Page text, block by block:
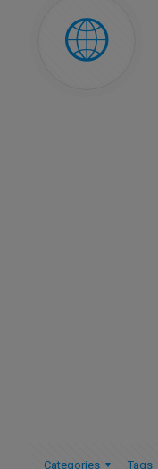
Categories Tags